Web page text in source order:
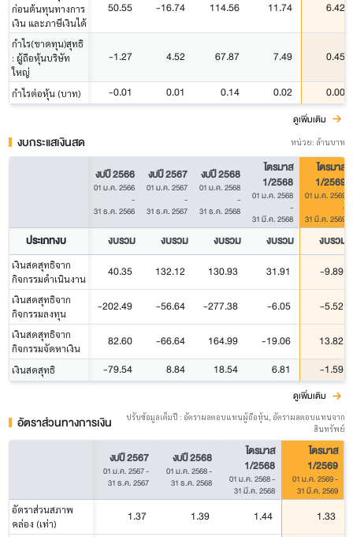
ก่อนต้นทุนทางการ
เงิน และภาษีเงินได้
50.55 -16.74 114.56 11.74 6.42
กำไร(ขาดทุน)สุทธิ
: ผู้ถือหุ้นบริษัท
ใหญ่
-1.27 4.52 67.87 7.49 0.45
กำไรต่อหุ้น (บาท) -0.01 0.01 0.14 0.02 0.00
ดูเพิ่มเติม
งบกระแสเงินสด หน่วย: ล้านบาท
งบปี 2566
01 ม.ค. 2566
-
31 ธ.ค. 2566
งบปี 2567
01 ม.ค. 2567
-
31 ธ.ค. 2567
งบปี 2568
01 ม.ค. 2568
-
31 ธ.ค. 2568
ไตรมาส
1/2568
01 ม.ค. 2568
-
31 มี.ค. 2568
ไตรมาส
1/2569
01 ม.ค. 2569
-
31 มี.ค. 2569
ประเภทงบ งบรวม งบรวม งบรวม งบรวม งบรวม
เงินสดสุทธิจาก
กิจกรรมดำเนินงาน
40.35 132.12 130.93 31.91 -9.89
เงินสดสุทธิจาก
กิจกรรมลงทุน
-202.49 -56.64 -277.38 -6.05 -5.52
เงินสดสุทธิจาก
กิจกรรมจัดหาเงิน
82.60 -66.64 164.99 -19.06 13.82
เงินสดสุทธิ -79.54 8.84 18.54 6.81 -1.59
ดูเพิ่มเติม
อัตราส่วนทางการเงิน
ปรับข้อมูลเต็มปี : อัตราผลตอบแทนผู้ถือหุ้น, อัตราผลตอบแทนจาก
สินทรัพย์
งบปี 2567
01 ม.ค. 2567-
31 ธ.ค. 2567
งบปี 2568
01 ม.ค. 2568-
31 ธ.ค. 2568
ไตรมาส
1/2568
01 ม.ค. 2568-
31 มี.ค. 2568
ไตรมาส
1/2569
01 ม.ค. 2569-
31 มี.ค. 2569
อัตราส่วนสภาพ
คล่อง (เท่า)
1.37 1.39 1.44 1.33